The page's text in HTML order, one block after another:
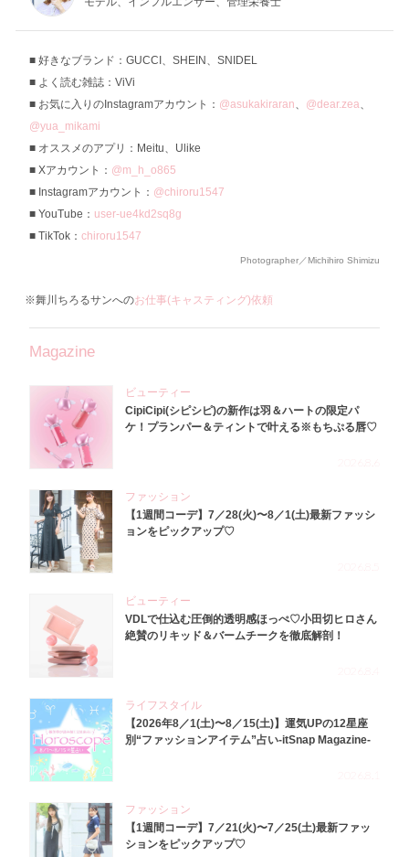
好きなブランド：GUCCI、SHEIN、SNIDEL
よく読む雑誌：ViVi
お気に入りのInstagramアカウント： @asukakiraran、 @dear.zea、
@yua_mikami
オススメのアプリ：Meitu、Ulike
Xアカウント： @m_h_o865
Instagramアカウント： @chiroru1547
YouTube： user-ue4kd2sq8g
TikTok： chiroru1547
Photographer／Michihiro Shimizu
※舞川ちろるサンへのお仕事(キャスティング)依頼
Magazine
ビューティー
CipiCipi(シピシピ)の新作は羽＆ハートの限定パ
ケ！プランパー＆ティントで叶える※もちぷる唇♡
ファッション
【1週間コーデ】7／28(火)〜8／1(土)最新ファッシ
ョンをピックアップ♡
ビューティー
VDLで仕込む圧倒的透明感ほっぺ♡小田切ヒロさん
絶賛のリキッド＆バームチークを徹底解剖！
ライフスタイル
【2026年8／1(土)〜8／15(土)】運気UPの12星座
別“ファッションアイテム”占い-itSnap Magazine-
ファッション
【1週間コーデ】7／21(火)〜7／25(土)最新ファッ
ションをピックアップ♡